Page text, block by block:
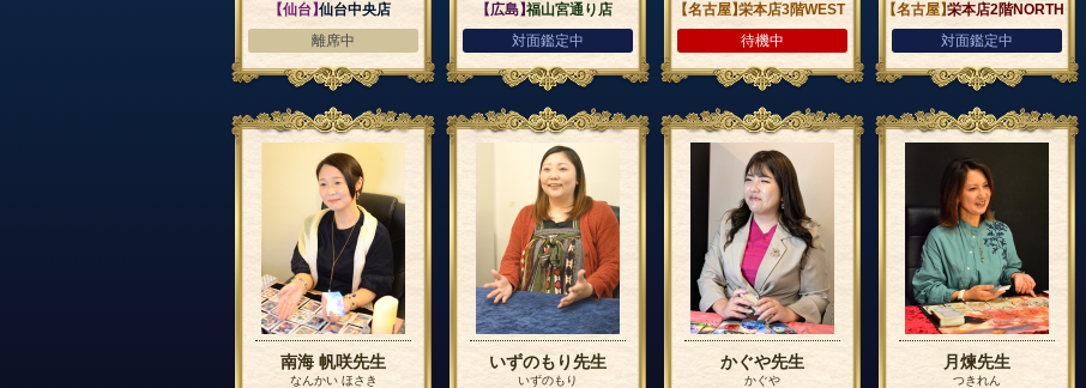
【仙台】仙台中央店
離席中
【広島】福山宮通り店
対面鑑定中
【名古屋】栄本店3階WEST
待機中
【名古屋】栄本店2階NORTH
対面鑑定中
南海 帆咲先生
なんかい ほさき
いずのもり先生
いずのもり
かぐや先生
かぐや
月煉先生
つきれん